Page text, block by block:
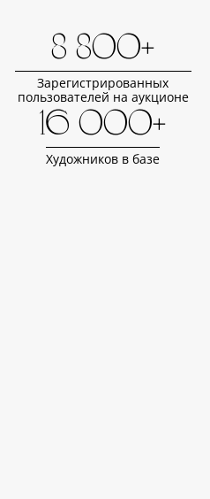
8 800+
Зарегистрированных
пользователей на аукционе
16 000+
Художников в базе